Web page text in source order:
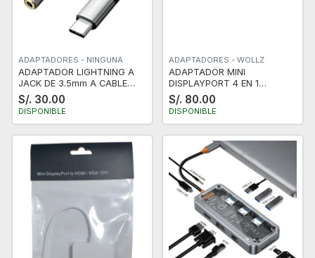
ADAPTADORES - NINGUNA
ADAPTADOR LIGHTNING A
JACK DE 3.5mm A CABLE
USB TIPO C 3.5 PARA
AURICULARES
S/. 30.00
DISPONIBLE
ADAPTADORES - WOLLZ
ADAPTADOR MINI
DISPLAYPORT 4 EN 1
THUNDERBOLT A HDMI DVI
VGA CON AUDIO WOLLZ
NUEVO
S/. 80.00
DISPONIBLE